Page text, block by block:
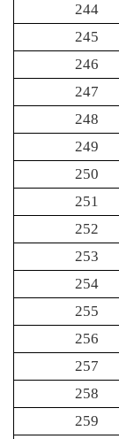
244
245
246
247
248
249
250
251
252
253
254
255
256
257
258
259